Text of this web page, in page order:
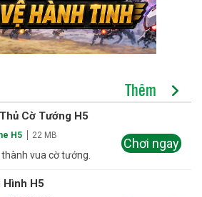
Thêm
Cờ Tướng H5
H5 22 MB
thành vua cờ tướng.
Chơi ngay
Hình H5